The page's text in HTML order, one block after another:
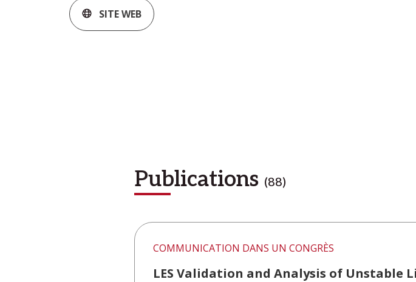
SITE WEB
Publications (88)
COMMUNICATION DANS UN CONGRÈS
LES Validation and Analysis of Unstable